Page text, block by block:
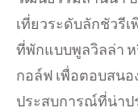
เที่ยวระดับลักชัวรี
ที่พักแบบพูลวิลล่า
กอล์ฟ เพื่อตอบสน
ประสบการณ์ที่น่าป